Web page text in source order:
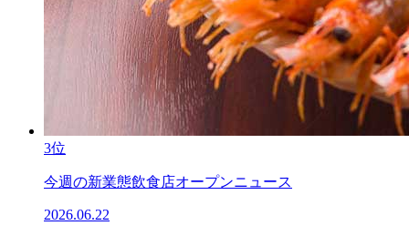
3位
今週の新業態飲食店オープンニュース
2026.06.22